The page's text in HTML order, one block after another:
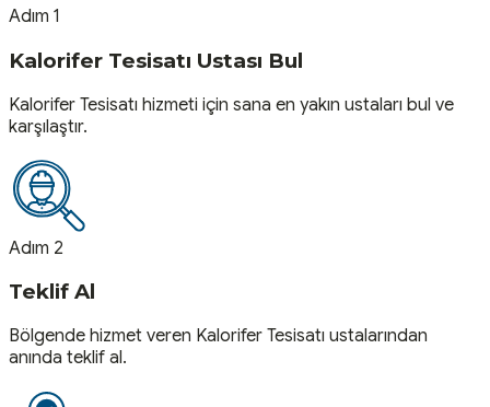
Adım 1
Kalorifer Tesisatı Ustası Bul
Kalorifer Tesisatı hizmeti için sana en yakın ustaları bul ve
karşılaştır.
Adım 2
Teklif Al
Bölgende hizmet veren Kalorifer Tesisatı ustalarından
anında teklif al.